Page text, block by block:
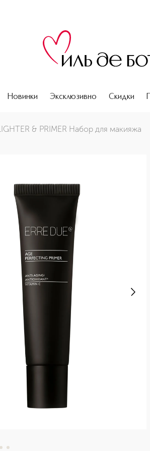
Новинки Эксклюзивно Скидки
& PRIMER Набор для макияжа